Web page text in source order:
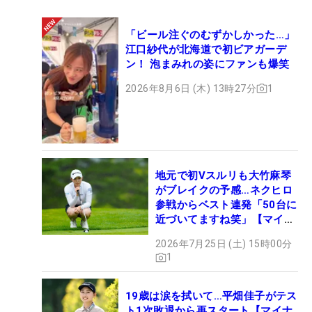
「ビール注ぐのむずかしかった…」
江口紗代が北海道で初ビアガーデ
ン！ 泡まみれの姿にファンも爆笑
2026年8月6日 (木) 13時27分 1
地元で初Vスルリも大竹麻琴
がブレイクの予感…ネクヒロ
参戦からベスト連発「50台に
近づいてますね笑」【マイナ
2026年7月25日 (土) 15時00分
1
19歳は涙を拭いて…平畑佳子がテス